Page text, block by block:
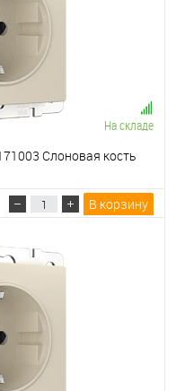
На складе
Слоновая кость
В корзину